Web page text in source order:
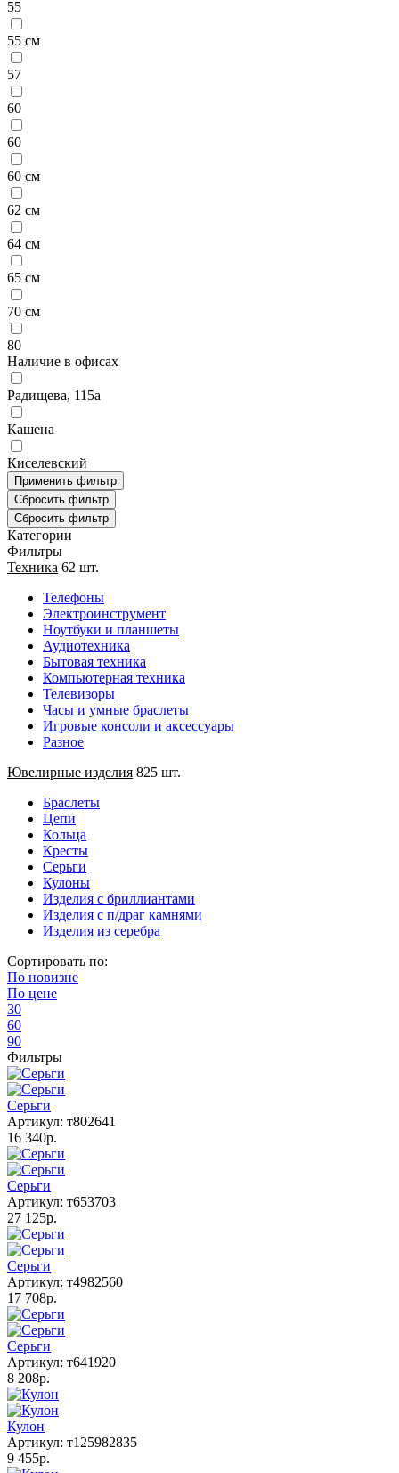
55
55 см
57
60
60
60 см
62 см
64 см
65 см
70 см
80
Наличие в офисах
Радищева, 115а
Кашена
Киселевский
Категории
Фильтры
Техника 62 шт.
Телефоны
Электроинструмент
Ноутбуки и планшеты
Аудиотехника
Бытовая техника
Компьютерная техника
Телевизоры
Часы и умные браслеты
Игровые консоли и аксессуары
Разное
Ювелирные изделия 825 шт.
Браслеты
Цепи
Кольца
Кресты
Серьги
Кулоны
Изделия с бриллиантами
Изделия с п/драг камнями
Изделия из серебра
Сортировать по:
По новизне
По цене
30
60
90
Фильтры
Серьги
Артикул: т802641
16 340р.
Серьги
Артикул: т653703
27 125р.
Серьги
Артикул: т4982560
17 708р.
Серьги
Артикул: т641920
8 208р.
Кулон
Артикул: т125982835
9 455р.